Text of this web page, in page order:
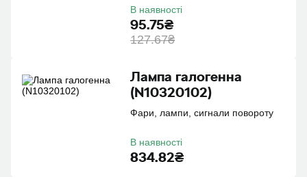
95.75₴
127.67₴
В наявності
Лампа галогенна
(N10320102)
Фари, лампи, сигнали повороту
834.82₴
В наявності